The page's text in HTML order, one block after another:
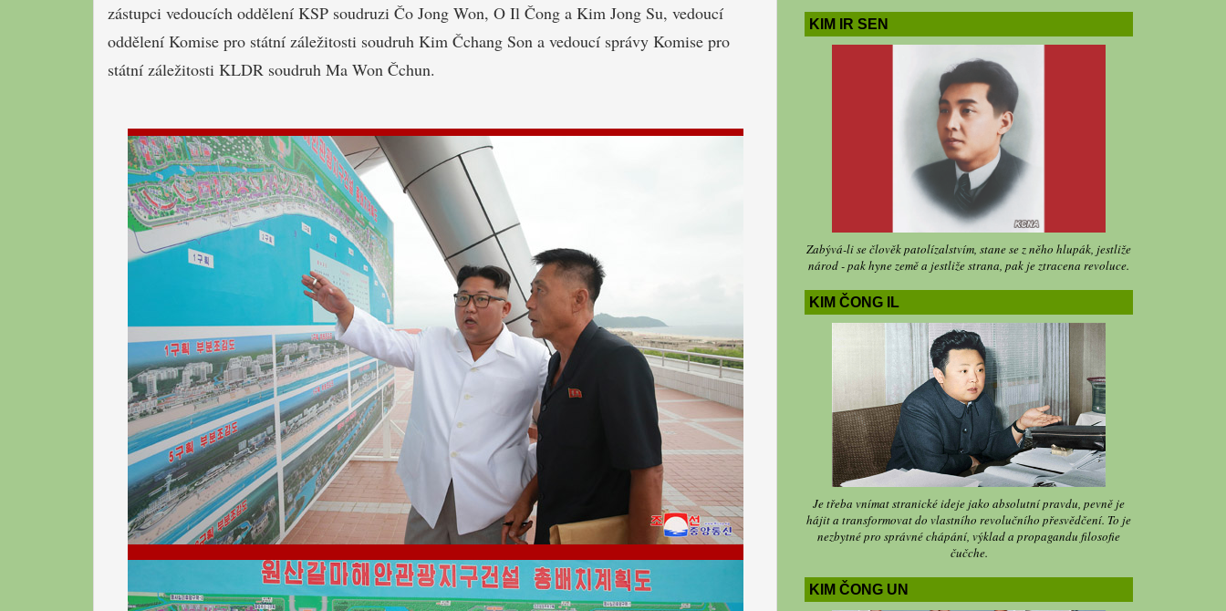
zástupci vedoucích oddělení KSP soudruzi Čo Jong Won, O Il Čong a Kim Jong Su, vedoucí
oddělení Komise pro státní záležitosti soudruh Kim Čchang Son a vedoucí správy Komise pro
státní záležitosti KLDR soudruh Ma Won Čchun.
KIM IR SEN
Zabývá-li se člověk patolízalstvím, stane se z něho hlupák, jestliže
národ - pak hyne země a jestliže strana, pak je ztracena revoluce.
KIM ČONG IL
Je třeba vnímat stranické ideje jako absolutní pravdu, pevně je
hájit a transformovat do vlastního revolučního přesvědčení. To je
nezbytné pro správné chápání, výklad a propagandu filosofie
čučche.
KIM ČONG UN